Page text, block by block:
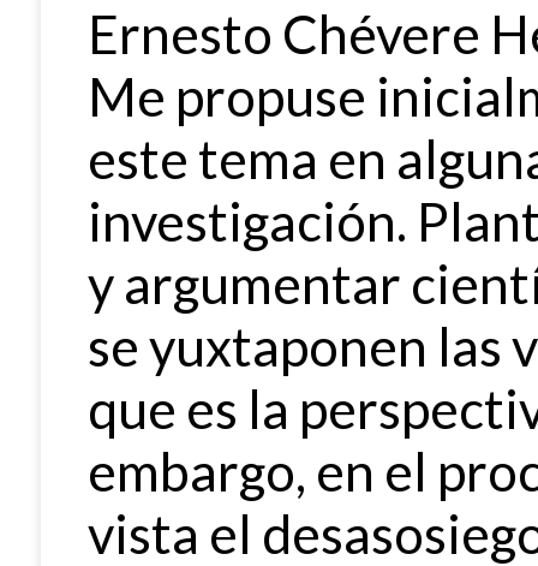
Ernesto Chévere
Me propuse
este tema en
investigación.
y argumentar
se yuxtaponen las
que es la
embargo, en el
vista el